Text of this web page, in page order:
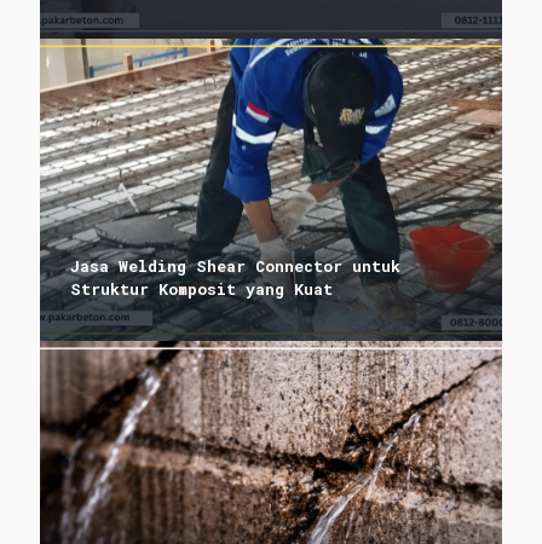
Jasa Welding Shear Connector untuk
Struktur Komposit yang Kuat